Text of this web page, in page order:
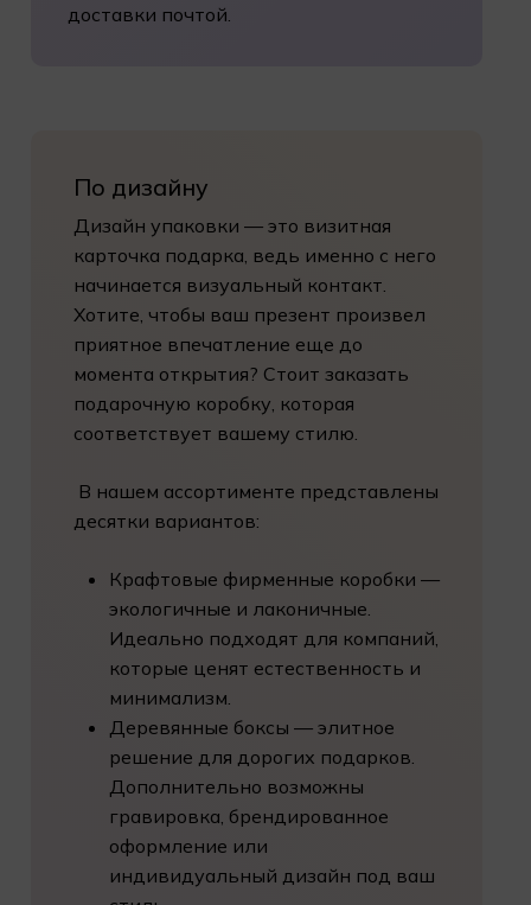
доставки почтой.
По дизайну
Дизайн упаковки — это визитная
карточка подарка, ведь именно с него
начинается визуальный контакт.
Хотите, чтобы ваш презент произвел
приятное впечатление еще до
момента открытия? Стоит заказать
подарочную коробку, которая
соответствует вашему стилю.
В нашем ассортименте представлены
десятки вариантов:
Крафтовые фирменные коробки —
экологичные и лаконичные.
Идеально подходят для компаний,
которые ценят естественность и
минимализм.
Деревянные боксы — элитное
решение для дорогих подарков.
Дополнительно возможны
гравировка, брендированное
оформление или
индивидуальный дизайн под ваш